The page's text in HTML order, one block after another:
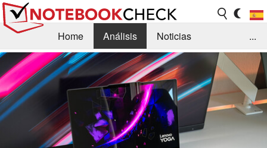
Home Análisis
Noticias
FAQ/Técnica
Biblioteca
Orientación para la Compra
Busca
Contacto
...